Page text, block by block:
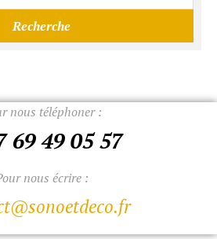
nous téléphoner :
69 49 05 57
nous écrire :